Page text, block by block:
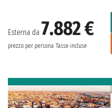
Esterna da 7.882 €
prezzo per persona Tasse incluse